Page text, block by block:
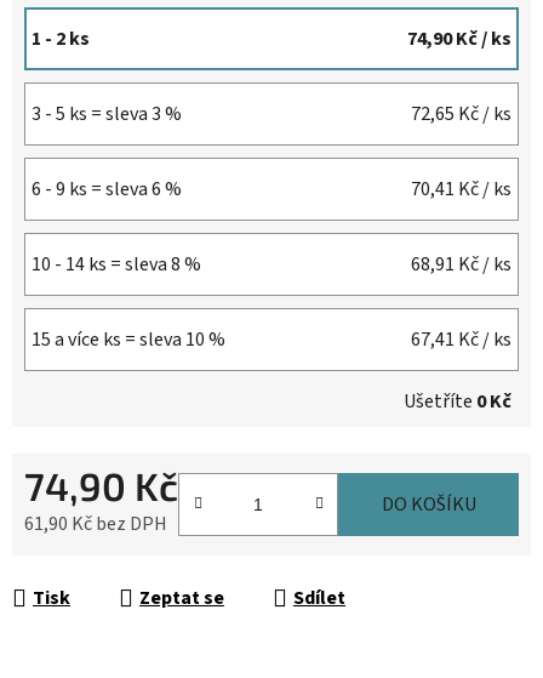
1 - 2 ks 74,90 Kč/ ks
3 - 5 ks = sleva 3 % 72,65 Kč/ ks
6 - 9 ks = sleva 6 % 70,41 Kč/ ks
10 - 14 ks = sleva 8 % 68,91 Kč/ ks
15 a více ks = sleva 10 % 67,41 Kč/ ks
Ušetříte 0 Kč
74,90 Kč
61,90 Kč bez DPH
DO KOŠÍKU
Tisk Zeptat se Sdílet